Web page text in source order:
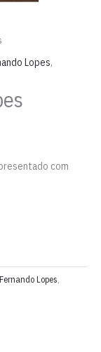
Lopes,
com
Fernando Lopes,